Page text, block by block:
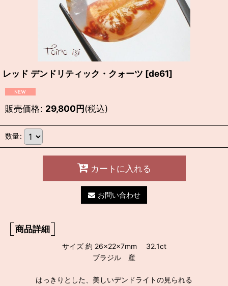
レッド デンドリティック・クォーツ [de61]
販売価格: 29,800円(税込)
数量:
カートに入れる
お問い合わせ
商品詳細
サイズ 約 26×22×7mm 32.1ct
ブラジル 産
はっきりとした、美しいデンドライトの見られる